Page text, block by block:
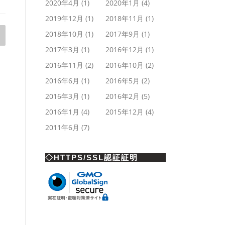
2020年4月 (1) 2020年1月 (4)
2019年12月 (1) 2018年11月 (1)
2018年10月 (1) 2017年9月 (1)
2017年3月 (1) 2016年12月 (1)
2016年11月 (2) 2016年10月 (2)
2016年6月 (1) 2016年5月 (2)
2016年3月 (1) 2016年2月 (5)
2016年1月 (4) 2015年12月 (4)
2011年6月 (7)
◇HTTPS/SSL認証証明